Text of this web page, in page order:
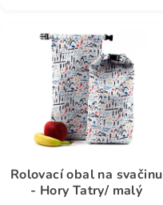
Rolovací obal na svačinu
- Hory Tatry/ malý